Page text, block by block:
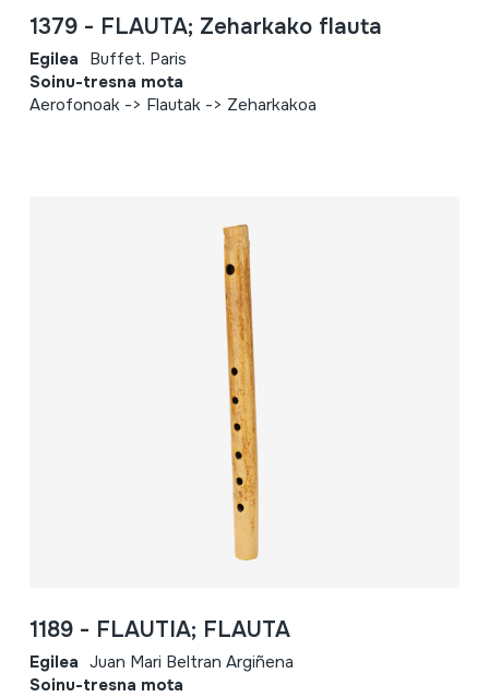
1379 - FLAUTA; Zeharkako flauta
Egilea Buffet. Paris
Soinu-tresna mota
Aerofonoak -> Flautak -> Zeharkakoa
1189 - FLAUTIA; FLAUTA
Egilea Juan Mari Beltran Argiñena
Soinu-tresna mota